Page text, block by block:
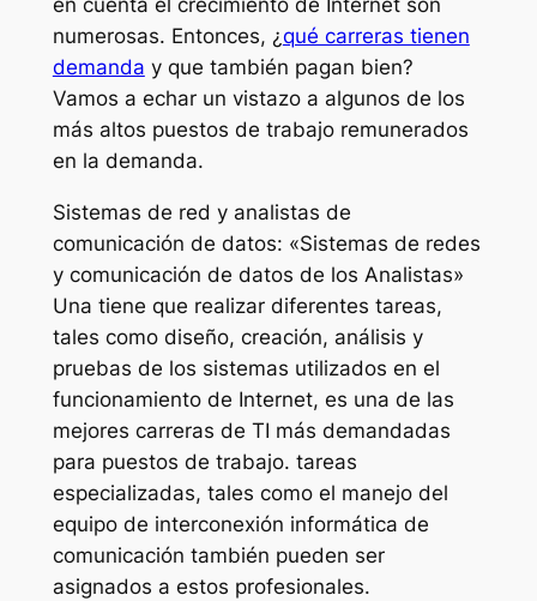
en cuenta el crecimiento de Internet son
numerosas. Entonces, ¿qué carreras tienen
demanda y que también pagan bien?
Vamos a echar un vistazo a algunos de los
más altos puestos de trabajo remunerados
en la demanda.
Sistemas de red y analistas de
comunicación de datos: «Sistemas de redes
y comunicación de datos de los Analistas»
Una tiene que realizar diferentes tareas,
tales como diseño, creación, análisis y
pruebas de los sistemas utilizados en el
funcionamiento de Internet, es una de las
mejores carreras de TI más demandadas
para puestos de trabajo. tareas
especializadas, tales como el manejo del
equipo de interconexión informática de
comunicación también pueden ser
asignados a estos profesionales.